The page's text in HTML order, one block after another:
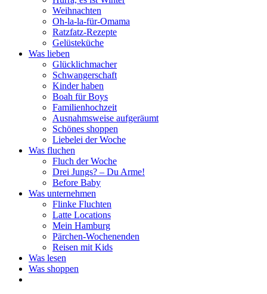
Weihnachten
Oh-la-la-für-Omama
Ratzfatz-Rezepte
Gelüsteküche
Was lieben
Glücklichmacher
Schwangerschaft
Kinder haben
Boah für Boys
Familienhochzeit
Ausnahmsweise aufgeräumt
Schönes shoppen
Liebelei der Woche
Was fluchen
Fluch der Woche
Drei Jungs? – Du Arme!
Before Baby
Was unternehmen
Flinke Fluchten
Latte Locations
Mein Hamburg
Pärchen-Wochenenden
Reisen mit Kids
Was lesen
Was shoppen